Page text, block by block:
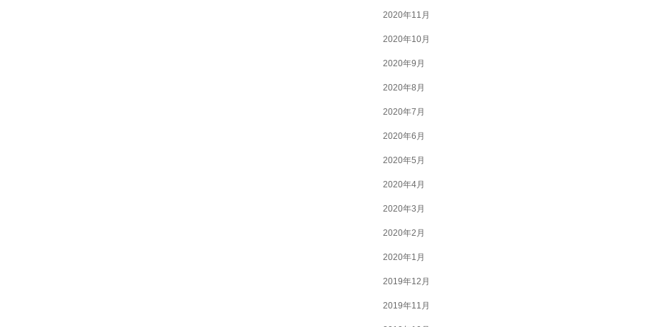
2020年11月
2020年10月
2020年9月
2020年8月
2020年7月
2020年6月
2020年5月
2020年4月
2020年3月
2020年2月
2020年1月
2019年12月
2019年11月